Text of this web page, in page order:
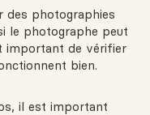
des photographies
le photographe peut
important de vérifier
bien.
il est important